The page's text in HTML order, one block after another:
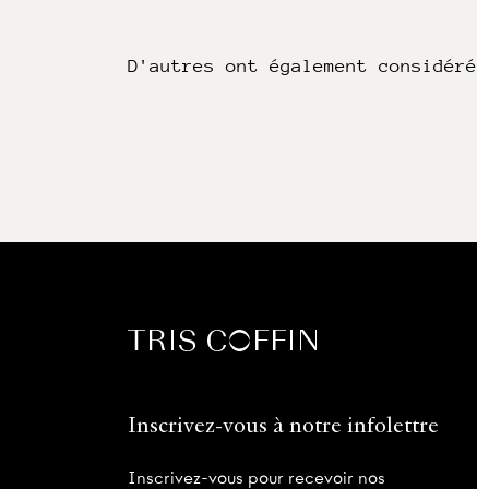
D'autres ont également considéré
Inscrivez-vous à notre infolettre
Inscrivez-vous pour recevoir nos